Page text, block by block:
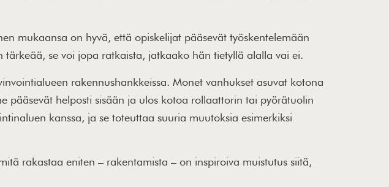
mukaansa on hyvä, että opiskelijat pääsevät työskentelemään
se voi jopa ratkaista, jatkaako hän tietyllä alalla vai ei.
rakennushankkeissa. Monet vanhukset asuvat kotona
pääsevät helposti sisään ja ulos kotoa rollaattorin tai pyörätuolin
kanssa, ja se toteuttaa suuria muutoksia esimerkiksi
rakastaa eniten – rakentamista – on inspiroiva muistutus siitä,